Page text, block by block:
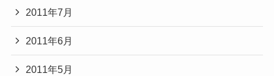
2011年7月
2011年6月
2011年5月